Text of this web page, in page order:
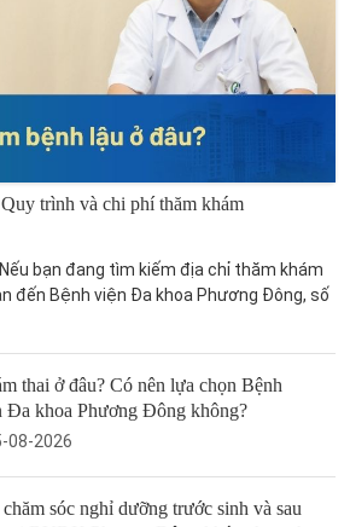
trình và chi phí thăm khám
bạn đang tìm kiếm địa chỉ thăm khám
đến Bệnh viện Đa khoa Phương Đông, số
thai ở đâu? Có nên lựa chọn Bệnh
Đa khoa Phương Đông không?
08-2026
sóc nghỉ dưỡng trước sinh và sau